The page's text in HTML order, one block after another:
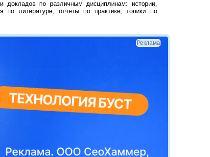
по различным дисциплинам: истории,
по литературе, отчеты по практике, топики по
Реклама